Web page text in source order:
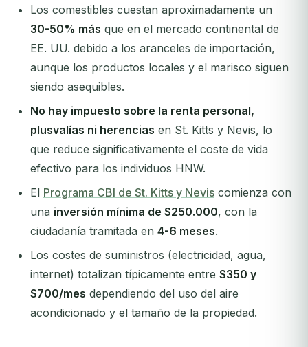
Los comestibles cuestan aproximadamente un
30-50% más que en el mercado continental de
EE. UU. debido a los aranceles de importación,
aunque los productos locales y el marisco siguen
siendo asequibles.
No hay impuesto sobre la renta personal,
plusvalías ni herencias en St. Kitts y Nevis, lo
que reduce significativamente el coste de vida
efectivo para los individuos HNW.
El Programa CBI de St. Kitts y Nevis comienza con
una inversión mínima de $250.000, con la
ciudadanía tramitada en 4-6 meses.
Los costes de suministros (electricidad, agua,
internet) totalizan típicamente entre $350 y
$700/mes dependiendo del uso del aire
acondicionado y el tamaño de la propiedad.